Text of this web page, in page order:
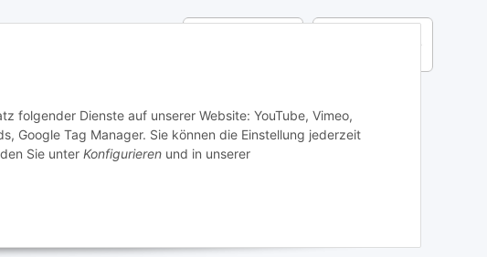
folgender Dienste auf unserer Website: YouTube, Vimeo,
Google Tag Manager. Sie können die Einstellung jederzeit
Sie unter Konfigurieren und in unserer